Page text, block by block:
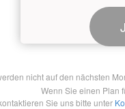
nicht auf den nächsten
Wenn Sie einen Plan
Sie uns bitte unter